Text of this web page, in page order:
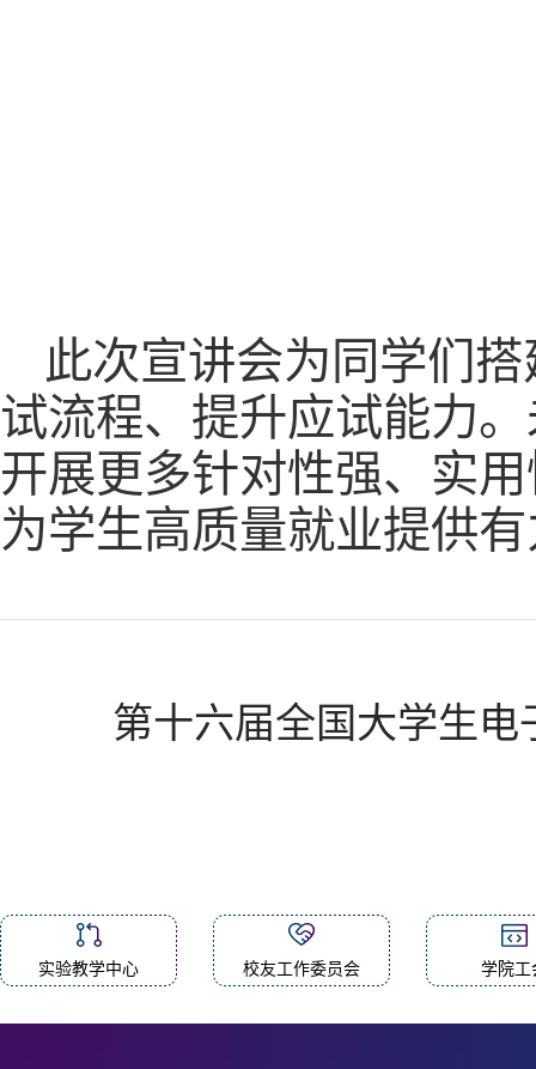
此次宣讲会为同学们
试流程、提升应试能力
开展更多针对性强、实
为学生高质量就业提供
第十六届全国大学生电
实验教学中心 校友工作委员会 学院工